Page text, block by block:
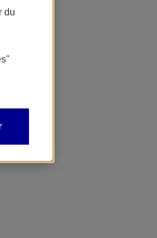
du
"